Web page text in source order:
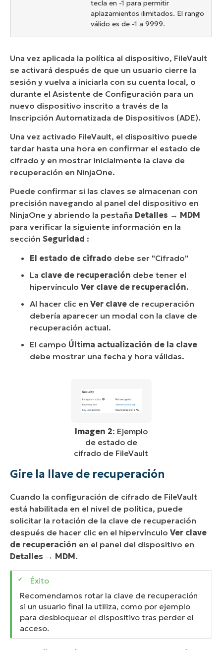
tecla en -1 para permitir
aplazamientos ilimitados. El rango
válido es de -1 a 9999.
Una vez aplicada la política al dispositivo, FileVault
se activará después de que un usuario cierre la
sesión y vuelva a iniciarla con su cuenta local, o
durante el Asistente de Configuración para un
nuevo dispositivo inscrito a través de la
Inscripción Automatizada de Dispositivos (ADE).
Una vez activado FileVault, el dispositivo puede
tardar hasta una hora en confirmar el estado de
cifrado y en mostrar inicialmente la clave de
recuperación en NinjaOne.
Puede confirmar si las claves se almacenan con
precisión navegando al panel del dispositivo en
NinjaOne y abriendo la pestaña Detalles → MDM
para verificar la siguiente información en la
sección Seguridad :
El estado de cifrado debe ser "Cifrado"
La clave de recuperación debe tener el
hipervínculo Ver clave de recuperación.
Al hacer clic en Ver clave de recuperación
debería aparecer un modal con la clave de
recuperación actual.
El campo Última actualización de la clave
debe mostrar una fecha y hora válidas.
Imagen 2: Ejemplo
de estado de
cifrado de FileVault
Gire la llave de recuperación
Cuando la configuración de cifrado de FileVault
está habilitada en el nivel de política, puede
solicitar la rotación de la clave de recuperación
después de hacer clic en el hipervínculo Ver clave
de recuperación en el panel del dispositivo en
Detalles → MDM.
Recomendamos rotar la clave de recuperación
si un usuario final la utiliza, como por ejemplo
para desbloquear el dispositivo tras perder el
acceso.